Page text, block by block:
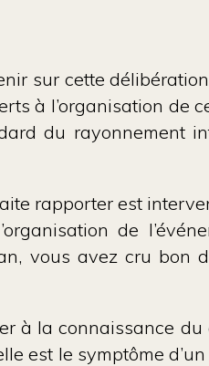
sur cette
à l’organisation de
du rayonnement
rapporter est
de
vous avez cru
à la connaissance
est le symptôme